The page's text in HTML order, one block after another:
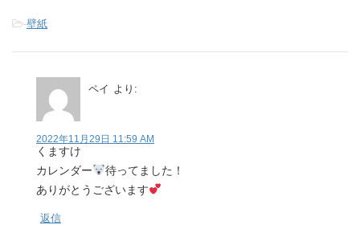
-壁紙
ペイ より:
2022年11月29日 11:59 AM
くますけ
カレンダー
待ってました！
ありがとうございます
返信